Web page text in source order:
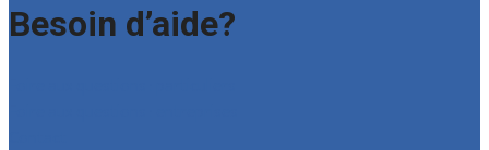
Besoin d’aide?